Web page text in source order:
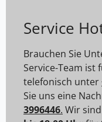
Service
Brauchen Sie
Service-Team ist
telefonisch unter
Sie uns eine
3996446. Wir